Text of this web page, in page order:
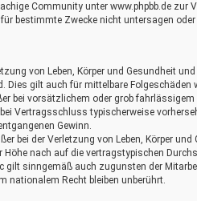
Community unter www.phpbb.de
bestimmte Zwecke nicht untersagen
von Leben, Körper und Gesundheit
gilt auch für mittelbare Folgeschäden
bei vorsätzlichem oder grob
Vertragsschluss typischerweise
Gewinn.
bei der Verletzung von Leben, Körper
Höhe nach auf die vertragstypischen
gilt sinngemäß auch zugunsten der
nationalem Recht bleiben unberührt.